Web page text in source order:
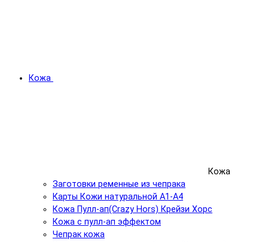
Кожа
Кожа
Заготовки ременные из чепрака
Карты Кожи натуральной А1-А4
Кожа Пулл-ап(Crazy Hors) Крейзи Хорс
Кожа с пулл-ап эффектом
Чепрак кожа